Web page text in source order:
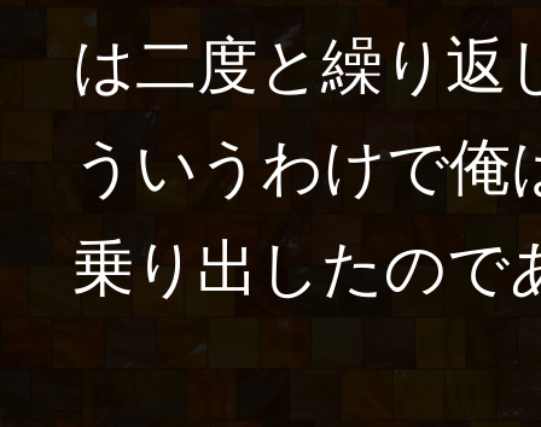
は二度と繰り返
ういうわけで俺
乗り出したので